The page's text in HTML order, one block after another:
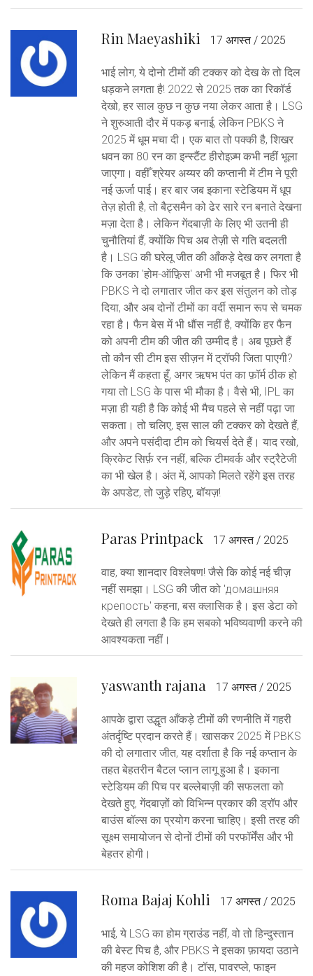
Rin Maeyashiki 17 अगस्त / 2025
भाई लोग, ये दोनो टीमों की टक्कर को देख के तो दिल
धड़कने लगता है! 2022 से 2025 तक का रिकॉर्ड
देखो, हर साल कुछ न कुछ नया लेकर आता है। LSG
ने शुरुआती दौर में पकड़ बनाई, लेकिन PBKS ने
2025 में धूम मचा दी। एक बात तो पक्की है, शिखर
धवन का 80 रन का इन्स्टैंट हीरोइज़्म कभी नहीं भूला
जाएगा। वहीँ श्रेयर अय्यर की कप्तानी में टीम ने पूरी
नई ऊर्जा पाई। हर बार जब इकाना स्टेडियम में धूप
तेज़ होती है, तो बैट्समैन को ढेर सारे रन बनाते देखना
मज़ा देता है। लेकिन गेंदबाज़ी के लिए भी उतनी ही
चुनौतियां हैं, क्योंकि पिच अब तेज़ी से गति बदलती
है। LSG की घरेलू जीत की आँकड़े देख कर लगता है
कि उनका 'होम-ऑफ़़िस' अभी भी मजबूत है। फिर भी
PBKS ने दो लगातार जीत कर इस संतुलन को तोड़
दिया, और अब दोनों टीमों का वर्दी समान रूप से चमक
रहा है। फैन बेस में भी धौंस नहीं है, क्योंकि हर फैन
को अपनी टीम की जीत की उम्मीद है। अब पूछते हैं
तो कौन सी टीम इस सीज़न में ट्रॉफी जिता पाएगी?
लेकिन मैं कहता हूँ, अगर ऋषभ पंत का फ़ॉर्म ठीक हो
गया तो LSG के पास भी मौका है। वैसे भी, IPL का
मज़ा ही यही है कि कोई भी मैच पहले से नहीं पढ़ा जा
सकता। तो चलिए, इस साल की टक्कर को देखते हैं,
और अपने पसंदीदा टीम को चियर्स देते हैं। याद रखो,
क्रिकेट सिर्फ़ रन नहीं, बल्कि टीमवर्क और स्ट्रैटेजी
का भी खेल है। अंत में, आपको मिलते रहेंगे इस तरह
के अपडेट, तो जुड़े रहिए, बॉयज़!
Paras Printpack 17 अगस्त / 2025
वाह, क्या शानदार विश्लेषण! जैसे कि कोई नई चीज़
नहीं समझा। LSG की जीत को 'домашняя
крепость' कहना, बस क्लासिक है। इस डेटा को
देखते ही लगता है कि हम सबको भविष्यवाणी करने की
आवश्यकता नहीं।
yaswanth rajana 17 अगस्त / 2025
आपके द्वारा उद्धृत आँकड़े टीमों की रणनीति में गहरी
अंतर्दृष्टि प्रदान करते हैं। खासकर 2025 में PBKS
की दो लगातार जीत, यह दर्शाता है कि नई कप्तान के
तहत बेहतरीन बैटल प्लान लागू हुआ है। इकाना
स्टेडियम की पिच पर बल्लेबाज़ी की सफलता को
देखते हुए, गेंदबाज़ों को विभिन्न प्रकार की ड्रॉप और
बाउंस बॉल्स का प्रयोग करना चाहिए। इसी तरह की
सूक्ष्म समायोजन से दोनों टीमों की परफॉर्मेंस और भी
बेहतर होगी।
Roma Bajaj Kohli 17 अगस्त / 2025
भाई, ये LSG का होम ग्राउंड नहीं, वो तो हिन्दुस्तान
की बेस्ट पिच है, और PBKS ने इसका फ़ायदा उठाने
की महज कोशिश की है। टॉस, पावरप्ले, फाइन